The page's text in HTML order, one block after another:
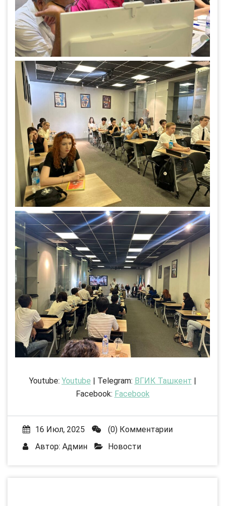
Youtube: Youtube | Telegram: ВГИК Ташкент |
Facebook: Facebook
16 Июл, 2025
(0) Комментарии
Автор: Админ Новости